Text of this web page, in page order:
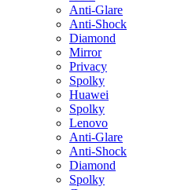
Anti-Glare
Anti-Shock
Diamond
Mirror
Privacy
Spolky
Huawei
Spolky
Lenovo
Anti-Glare
Anti-Shock
Diamond
Spolky